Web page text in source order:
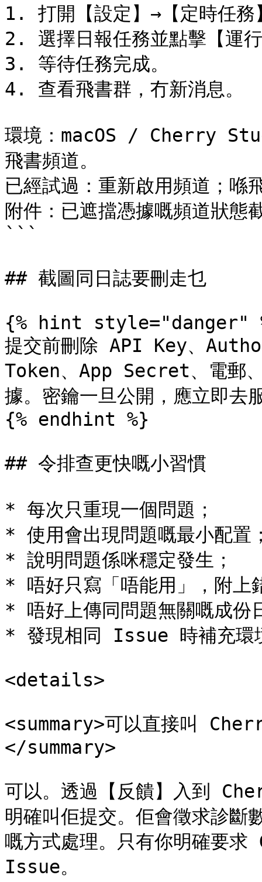
1. 打開【設定】→【定時任務
2. 選擇日報任務並點擊【運
3. 等待任務完成。
4. 查看飛書群，冇新消息。
環境：macOS / Cherry
飛書頻道。
已經試過：重新啟用頻道；喺
附件：已遮擋憑據嘅頻道狀態
```
## 截圖同日誌要刪走乜
{% hint style="danger"
提交前刪除 API Key、
Token、App Secret、電郵
據。密鑰一旦公開，應立即去
{% endhint %}
## 令排查更快嘅小習慣
* 每次只重現一個問題；
* 使用會出現問題嘅最小配置
* 說明問題係咪穩定發生；
* 唔好只寫「唔能用」，附上
* 唔好上傳同問題無關嘅成份
* 發現相同 Issue 時補充環
<details>
<summary>可以直接叫
</summary>
可以。透過【反饋】入到
明確叫佢提交。佢會徵求診斷
嘅方式處理。只有你明確要
Issue。